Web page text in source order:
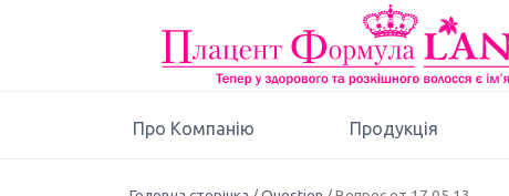
Про Компанію Продукція